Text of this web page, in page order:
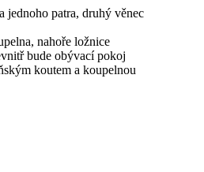
jednoho patra, druhý věnec
nahoře ložnice
bude obývací pokoj
koutem a koupelnou